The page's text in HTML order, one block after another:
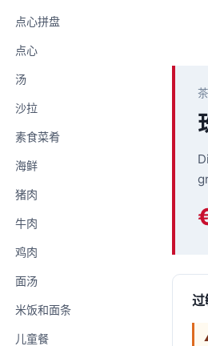
点心拼盘
点心
汤
沙拉
素食菜肴
海鲜
猪肉
牛肉
鸡肉
面汤
米饭和面条
儿童餐
茶